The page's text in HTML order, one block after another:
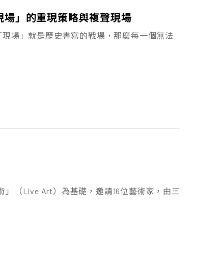
」的重現策略與複聲現場
場」就是歷史書寫的戰場，那麼每一個無法
（Live Art）為基礎，邀請16位藝術家，由三